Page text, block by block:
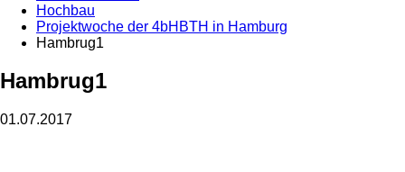
Hochbau
Projektwoche der 4bHBTH in Hamburg
Hambrug1
Hambrug1
01.07.2017